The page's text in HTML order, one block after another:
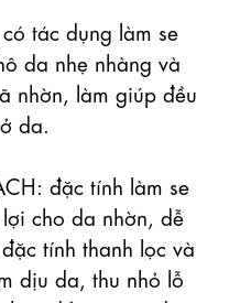
tác dụng làm se
da nhẹ nhàng và
nhờn, làm giúp đều
da.
đặc tính làm se
cho da nhờn, dễ
tính thanh lọc và
dịu da, thu nhỏ lỗ